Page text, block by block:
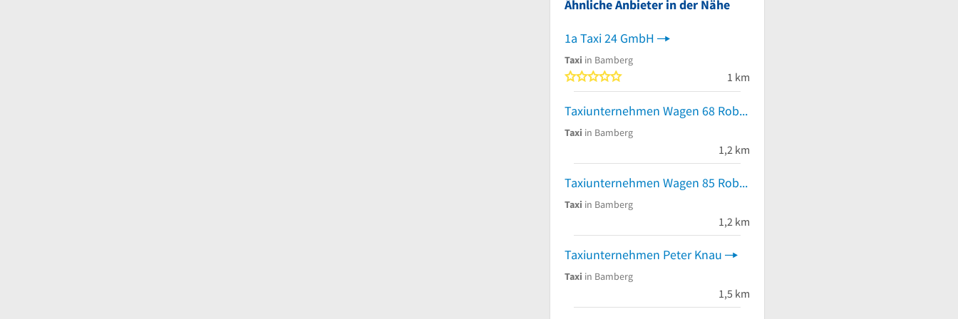
Ähnliche Anbieter in der Nähe
1a Taxi 24 GmbH
Taxi in Bamberg
1 km
Taxiunternehmen Wagen 68 Robert Rümpelein
Taxi in Bamberg
1,2 km
Taxiunternehmen Wagen 85 Robert Rümpelein
Taxi in Bamberg
1,2 km
Taxiunternehmen Peter Knau
Taxi in Bamberg
1,5 km